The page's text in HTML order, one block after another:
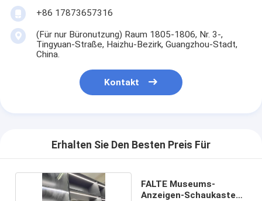
+86 17873657316
(Für nur Büronutzung) Raum 1805-1806, Nr. 3-,
Tingyuan-Straße, Haizhu-Bezirk, Guangzhou-Stadt,
China.
Kontakt
Erhalten Sie Den Besten Preis Für
FALTE Museums-
Anzeigen-Schaukasten-